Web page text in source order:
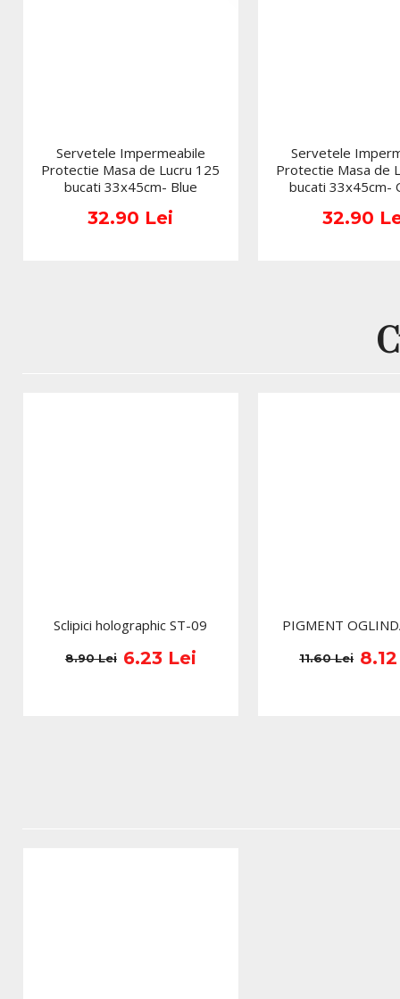
Servetele Impermeabile
Protectie Masa de Lucru 125
bucati 33x45cm- Blue
32.90 Lei
Servetele
Protectie Masa de
bucati 33x45cm-
32.90
Sclipici holographic ST-09
6.23 Lei
8.90 Lei
PIGMENT
11.60 Lei